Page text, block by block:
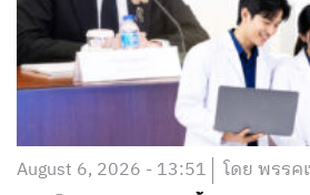
August 6, 2026 - 13:51 โดย พรรค